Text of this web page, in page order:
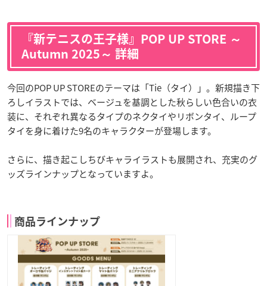
『新テニスの王子様』POP UP STORE ～
Autumn 2025～ 詳細
今回のPOP UP STOREのテーマは「Tie（タイ）」。新規描き下
ろしイラストでは、ベージュを基調とした秋らしい色合いの衣
装に、それぞれ異なるタイプのネクタイやリボンタイ、ループ
タイを身に着けた9名のキャラクターが登場します。
さらに、描き起こしちびキャライラストも展開され、充実のグ
ッズラインナップとなっていますよ。
商品ラインナップ